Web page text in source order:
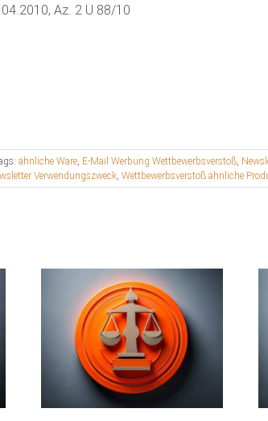
Az. 2 U 88/10
ähnliche Ware E-Mail Werbung Wettbewerbsverstoß
Verwendungszweck Wettbewerbsverstoß ähnliche